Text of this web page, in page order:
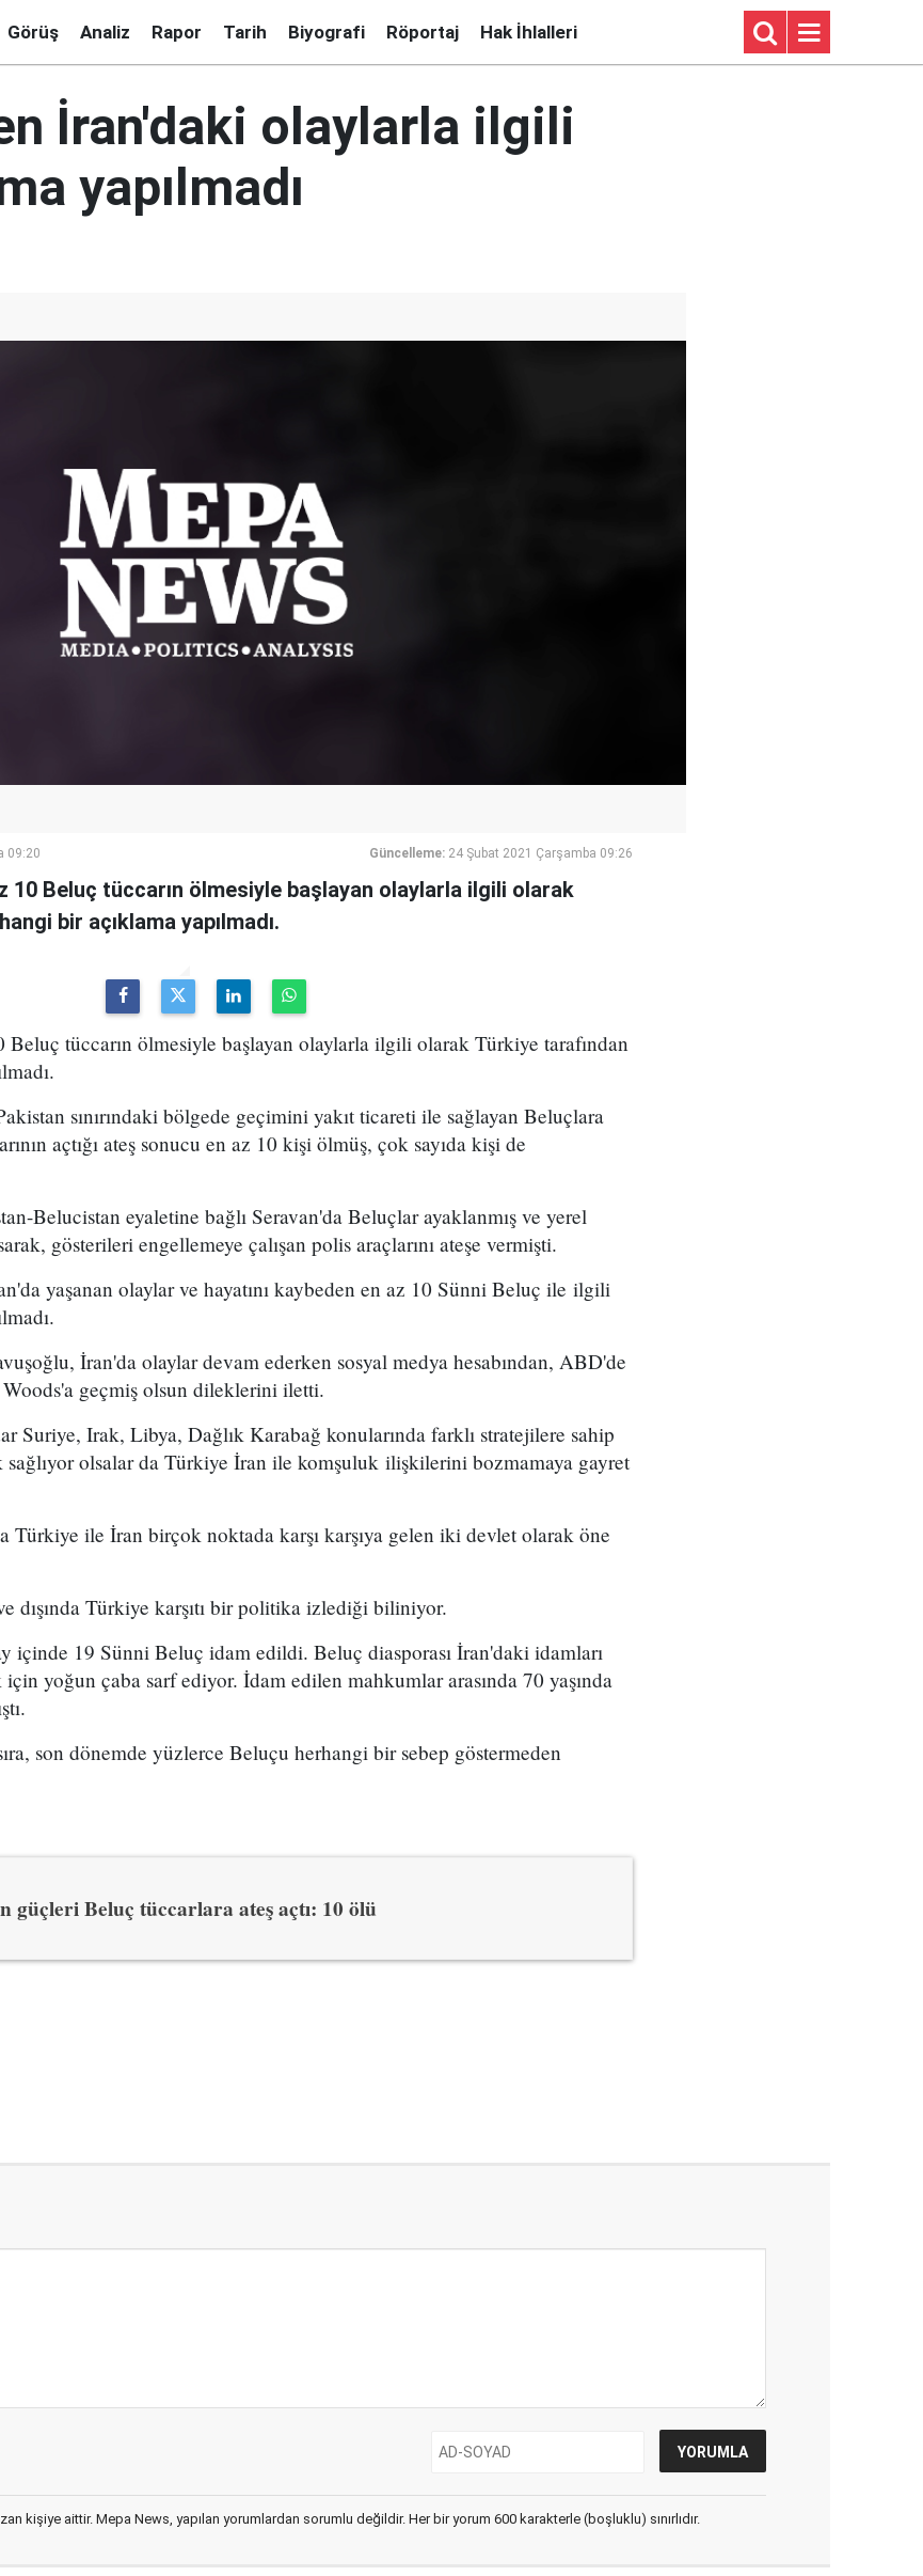
Görüş Analiz Rapor Tarih Biyografi Röportaj Hak İhlalleri
İran'daki olaylarla ilgili
yapılmadı
09:20 Güncelleme: 24 Şubat 2021 Çarşamba 09:26
10 Beluç tüccarın ölmesiyle başlayan olaylarla ilgili olarak
bir açıklama yapılmadı.
Beluç tüccarın ölmesiyle başlayan olaylarla ilgili olarak Türkiye tarafından
sınırındaki bölgede geçimini yakıt ticareti ile sağlayan Beluçlara
açtığı ateş sonucu en az 10 kişi ölmüş, çok sayıda kişi de
Belucistan eyaletine bağlı Seravan'da Beluçlar ayaklanmış ve yerel
gösterileri engellemeye çalışan polis araçlarını ateşe vermişti.
yaşanan olaylar ve hayatını kaybeden en az 10 Sünni Beluç ile ilgili
İran'da olaylar devam ederken sosyal medya hesabından, ABD'de
geçmiş olsun dileklerini iletti.
Suriye, Irak, Libya, Dağlık Karabağ konularında farklı stratejilere sahip
sağlıyor olsalar da Türkiye İran ile komşuluk ilişkilerini bozmamaya gayret
Türkiye ile İran birçok noktada karşı karşıya gelen iki devlet olarak öne
dışında Türkiye karşıtı bir politika izlediği biliniyor.
içinde 19 Sünni Beluç idam edildi. Beluç diasporası İran'daki idamları
yoğun çaba sarf ediyor. İdam edilen mahkumlar arasında 70 yaşında
son dönemde yüzlerce Beluçu herhangi bir sebep göstermeden
güçleri Beluç tüccarlara ateş açtı: 10 ölü
kişiye aittir. Mepa News, yapılan yorumlardan sorumlu değildir. Her bir yorum 600 karakterle (boşluklu) sınırlıdır.